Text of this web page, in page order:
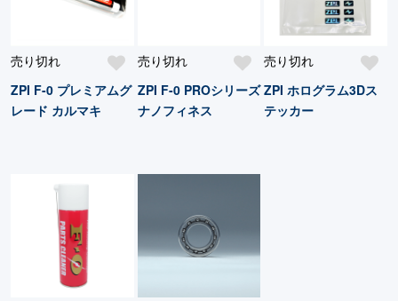
売り切れ
ZPI F-0 プレミアムグ
レード カルマキ
売り切れ
ZPI F-0 PROシリーズ
ナノフィネス
売り切れ
ZPI ホログラム3Dス
テッカー